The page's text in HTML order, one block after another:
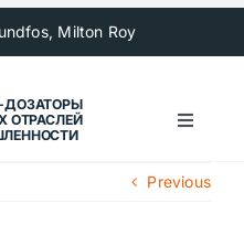
Milton Roy
ОТРАСЛЕЙ
Toggle
Previous